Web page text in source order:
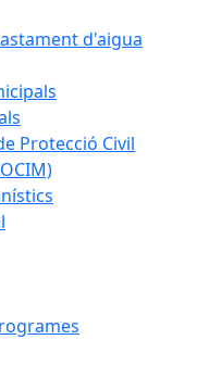
d'aigua
Protecció Civil